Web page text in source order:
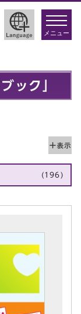
toggle
メニュー
ック」
(196)